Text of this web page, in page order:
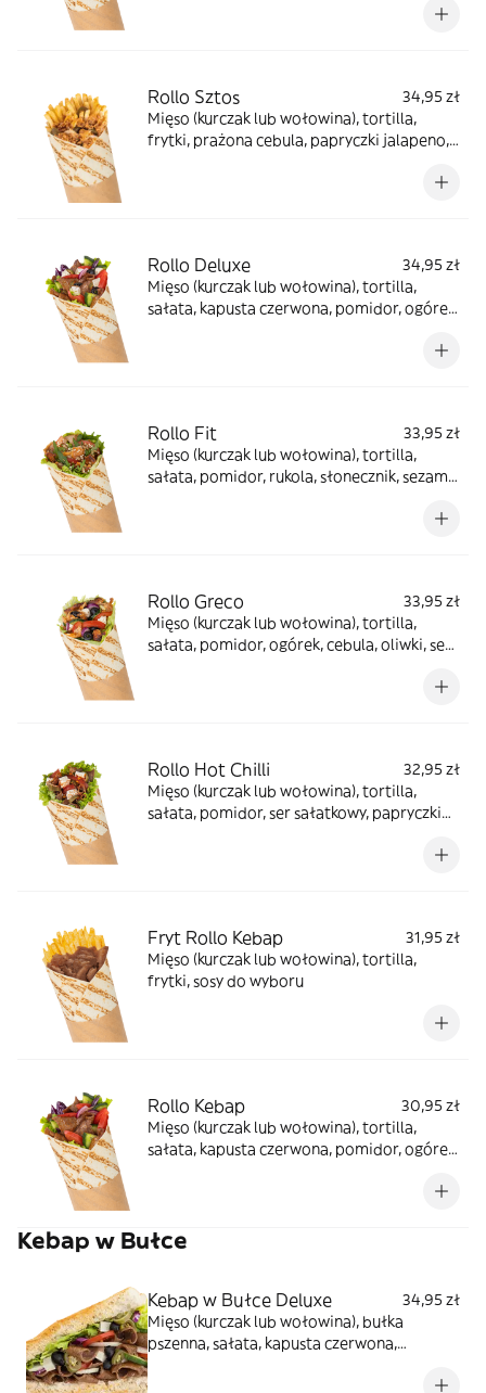
Rollo Sztos
34,95 zł
Mięso (kurczak lub wołowina), tortilla,
frytki, prażona cebula, papryczki jalapeno,
Rollo Deluxe
34,95 zł
Mięso (kurczak lub wołowina), tortilla,
sałata, kapusta czerwona, pomidor, ogórek,
Rollo Fit
33,95 zł
Mięso (kurczak lub wołowina), tortilla,
sałata, pomidor, rukola, słonecznik, sezam,
Rollo Greco
33,95 zł
Mięso (kurczak lub wołowina), tortilla,
sałata, pomidor, ogórek, cebula, oliwki, ser
Rollo Hot Chilli
32,95 zł
Mięso (kurczak lub wołowina), tortilla,
sałata, pomidor, ser sałatkowy, papryczki
Fryt Rollo Kebap
31,95 zł
Mięso (kurczak lub wołowina), tortilla,
frytki, sosy do wyboru
Rollo Kebap
30,95 zł
Mięso (kurczak lub wołowina), tortilla,
sałata, kapusta czerwona, pomidor, ogórek,
Kebap w Bułce
Kebap w Bułce Deluxe
34,95 zł
Mięso (kurczak lub wołowina), bułka
pszenna, sałata, kapusta czerwona,